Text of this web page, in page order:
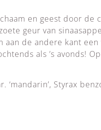
en geest door de
geur van
de andere kant
als ’s avonds!
‘mandarin’, Styrax